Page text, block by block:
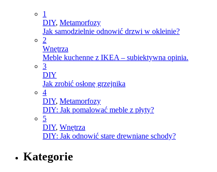
1
DIY, Metamorfozy
Jak samodzielnie odnowić drzwi w okleinie?
2
Wnętrza
Meble kuchenne z IKEA – subiektywna opinia.
3
DIY
Jak zrobić osłonę grzejnika
4
DIY, Metamorfozy
DIY: Jak pomalować meble z płyty?
5
DIY, Wnętrza
DIY: Jak odnowić stare drewniane schody?
Kategorie